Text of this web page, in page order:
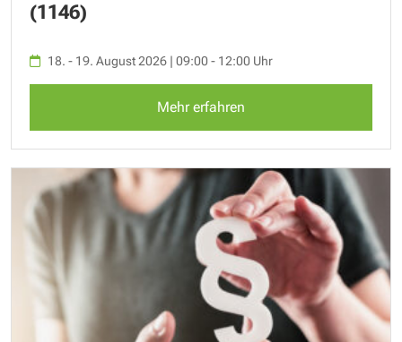
(1146)
18. - 19. August 2026 | 09:00 - 12:00 Uhr
Mehr erfahren